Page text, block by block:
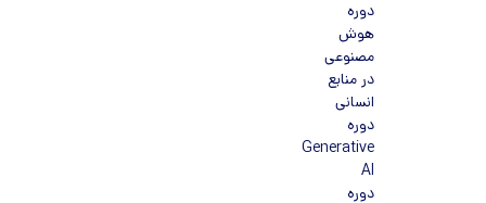
دوره
هوش
مصنوعی
در منابع
انسانی
دوره
Generative
AI
دوره